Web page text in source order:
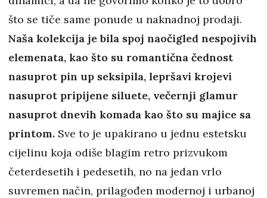
što se tiče same ponude u naknadnoj prodaji.
Naša kolekcija je bila spoj naočigled nespojivih
elemenata, kao što su romantična čednost
nasuprot pin up seksipila, lepršavi krojevi
nasuprot pripijene siluete, večernji glamur
nasuprot dnevih komada kao što su majice sa
printom. Sve to je upakirano u jednu estetsku
cijelinu koja odiše blagim retro prizvukom
četerdesetih i pedesetih, no na jedan vrlo
suvremen način, prilagođen modernoj i urbanoj